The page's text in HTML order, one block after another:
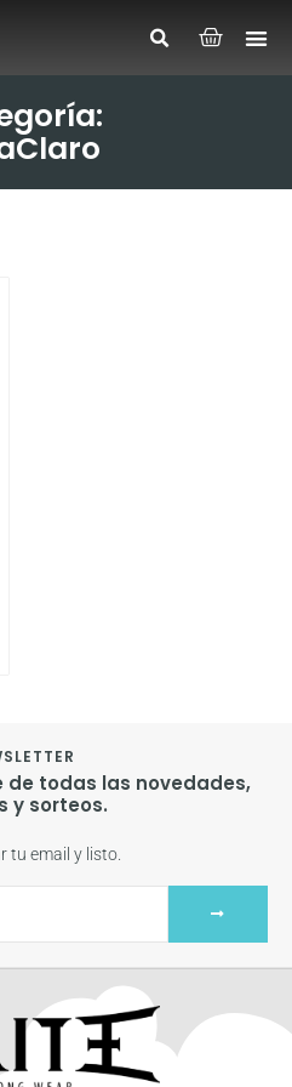
de todas las novedades,
y sorteos.
tu email y listo.